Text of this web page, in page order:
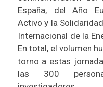
España, del Año
Activo y la
Internacional de la
En total, el volumen
torno a estas
las 300